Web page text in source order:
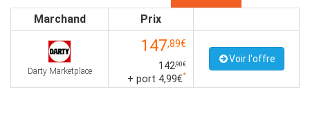
Marchand
Prix
Darty Marketplace
147,89€
142,90€
+ port 4,99€*
Voir l'offre